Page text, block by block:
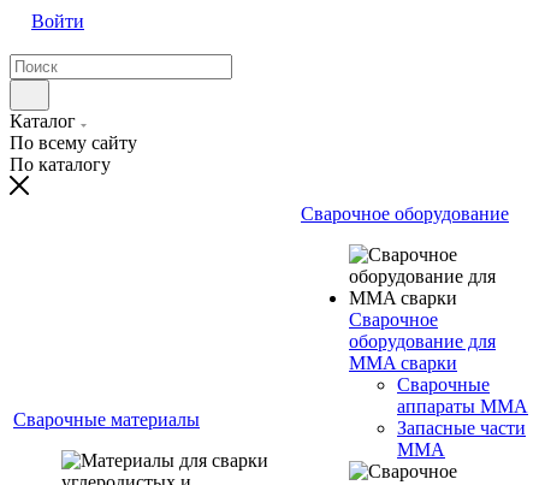
Войти
Каталог
По всему сайту
По каталогу
Сварочные материалы
Сварочное оборудование
Сварочное
оборудование для
MMA сварки
Сварочные
аппараты MMA
Запасные части
MMA